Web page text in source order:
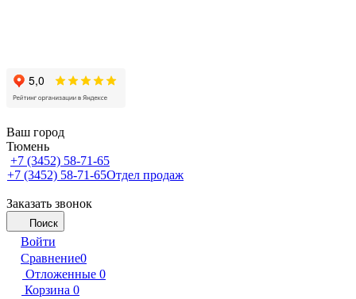
Ваш город
Тюмень
+7 (3452) 58-71-65
+7 (3452) 58-71-65Отдел продаж
Заказать звонок
Поиск
Войти
Сравнение0
Отложенные 0
Корзина 0